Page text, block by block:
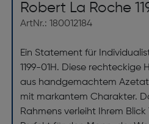
Robert La Roche
ArtNr.: 180012184
Ein Statement für
1199-01H. Diese rechteckige
aus handgemachtem
mit markantem Charakter.
Rahmens verleiht Ihrem Blick